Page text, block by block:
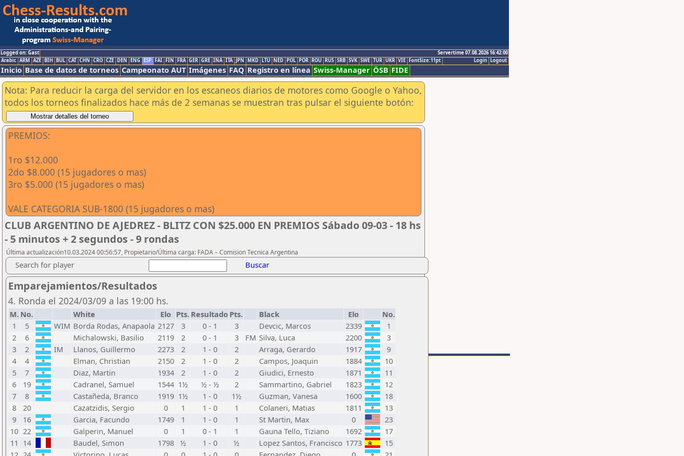
Logged on: Gast
Servertime 07.08.2026 16:42:00
Logout
Login
Arabic ARM AZE BIH BUL CAT CHN CRO CZE DEN ENG ESP FAI FIN FRA GER GRE INA ITA JPN MKD LTU NED POL POR ROU RUS SRB SVK SWE TUR UKR VIE FontSize:11pt
Inicio Base de datos de torneos Campeonato AUT Imágenes FAQ Registro en línea Swiss-Manager ÖSB FIDE
Nota: Para reducir la carga del servidor en los escaneos diarios de motores como Google o Yahoo,
todos los torneos finalizados hace más de 2 semanas se muestran tras pulsar el siguiente botón:
PREMIOS:
1ro $12.000
2do $8.000 (15 jugadores o mas)
3ro $5.000 (15 jugadores o mas)
VALE CATEGORIA SUB-1800 (15 jugadores o mas)
CLUB ARGENTINO DE AJEDREZ - BLITZ CON $25.000 EN PREMIOS Sábado 09-03 - 18 hs
- 5 minutos + 2 segundos - 9 rondas
Última actualización10.03.2024 00:56:57, Propietario/Última carga: FADA – Comision Tecnica Argentina
Search for player Buscar
Emparejamientos/Resultados
4. Ronda el 2024/03/09 a las 19:00 hs.
M. No. White Elo Pts. Resultado Pts. Black Elo
No.
1
5 WIM Borda Rodas, Anapaola 2127 3 0 - 1 3 Devcic, Marcos 2339
1
2
6 Michalowski, Basilio 2119 2 0 - 1 3 FM Silva, Luca 2200
3
3
2 IM Llanos, Guillermo 2273 2 1 - 0 2 Arraga, Gerardo 1917
9
4
4 Elman, Christian 2150 2 1 - 0 2 Campos, Joaquin 1884
10
5
7 Diaz, Martin 1934 2 1 - 0 2 Giudici, Ernesto 1871
11
6
19 Cadranel, Samuel 1544 1½ ½ - ½ 2 Sammartino, Gabriel 1823
12
7
8 Castañeda, Branco 1919 1½ 1 - 0 1½ Guzman, Vanesa 1600
18
8
20 Cazatzidis, Sergio 0 1 1 - 0 1 Colaneri, Matias 1811
13
9
16 Garcia, Facundo 1749 1 1 - 0 1 St Martin, Max 0
23
10 22 Galperin, Manuel 0 1 0 - 1 1 Gauna Tello, Tiziano 1692
17
11 14 Baudel, Simon 1798 ½ 1 - 0 ½ Lopez Santos, Francisco 1773
15